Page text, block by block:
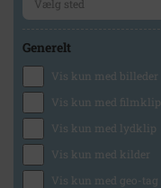
Generelt
Vis kun med billeder
Vis kun med filmklip
Vis kun med lydklip
Vis kun med kilder
Vis kun med geo-tag